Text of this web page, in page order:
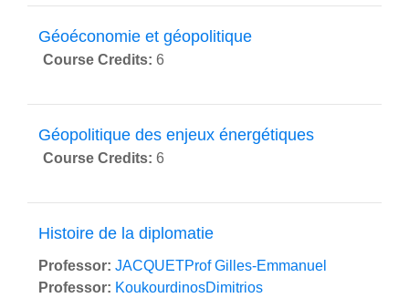
Géoéconomie et géopolitique
Course Credits: 6
Géopolitique des enjeux énergétiques
Course Credits: 6
Histoire de la diplomatie
Professor: JACQUETProf Gilles-Emmanuel
Professor: KoukourdinosDimitrios